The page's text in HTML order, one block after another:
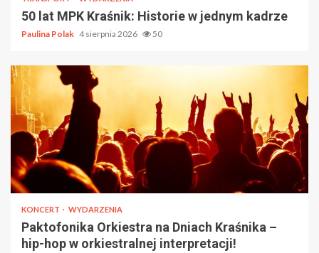
50 lat MPK Kraśnik: Historie w jednym kadrze
Paulina Polak 4 sierpnia 2026 50
KONCERT WYDARZENIA
Paktofonika Orkiestra na Dniach Kraśnika –
hip-hop w orkiestralnej interpretacji!